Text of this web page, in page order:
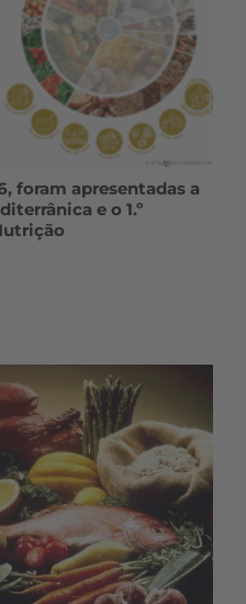
foram apresentadas a
e o 1.º